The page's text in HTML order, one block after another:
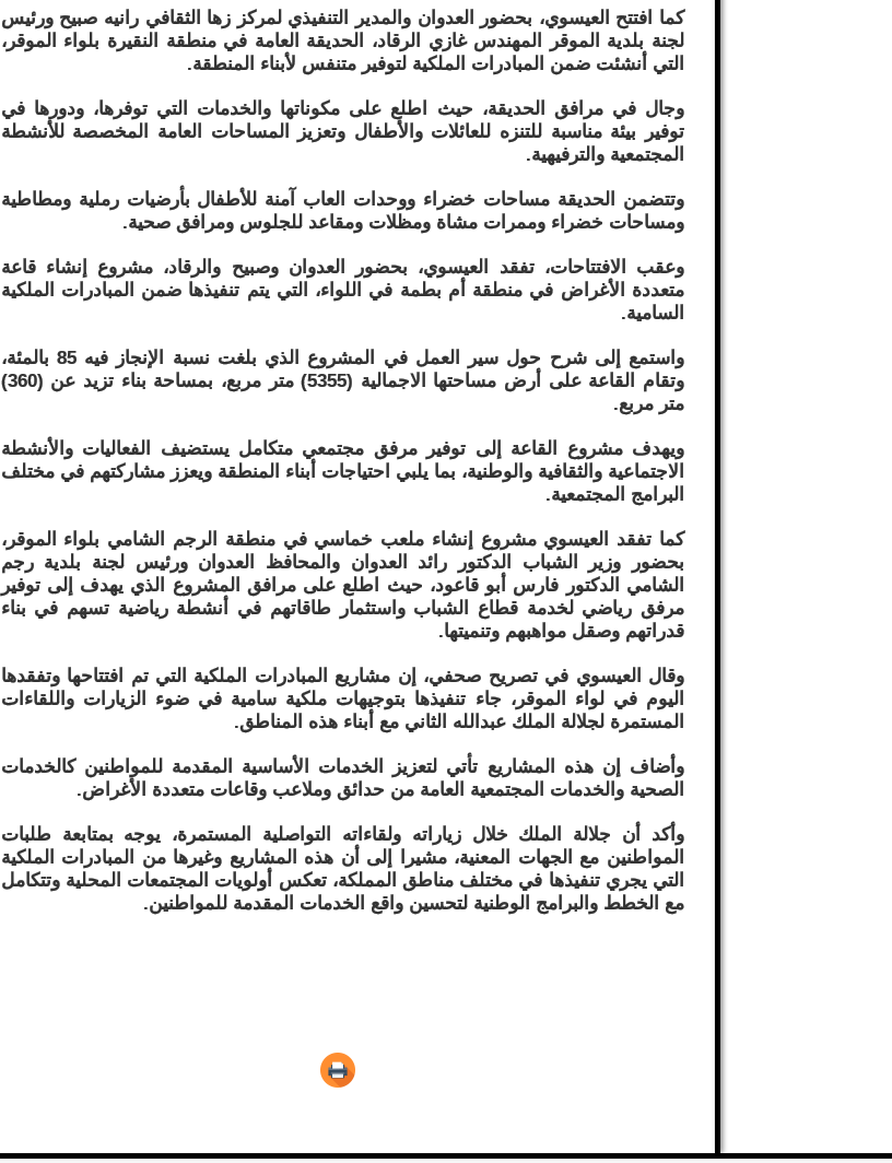
كما افتتح العيسوي، بحضور العدوان والمدير التنفيذي لمركز زها الثقافي رانيه صبيح ورئيس
لجنة بلدية الموقر المهندس غازي الرقاد، الحديقة العامة في منطقة النقيرة بلواء الموقر،
التي أنشئت ضمن المبادرات الملكية لتوفير متنفس لأبناء المنطقة.
وجال في مرافق الحديقة، حيث اطلع على مكوناتها والخدمات التي توفرها، ودورها في
توفير بيئة مناسبة للتنزه للعائلات والأطفال وتعزيز المساحات العامة المخصصة للأنشطة
المجتمعية والترفيهية.
وتتضمن الحديقة مساحات خضراء ووحدات العاب آمنة للأطفال بأرضيات رملية ومطاطية
ومساحات خضراء وممرات مشاة ومظلات ومقاعد للجلوس ومرافق صحية.
وعقب الافتتاحات، تفقد العيسوي، بحضور العدوان وصبيح والرقاد، مشروع إنشاء قاعة
متعددة الأغراض في منطقة أم بطمة في اللواء، التي يتم تنفيذها ضمن المبادرات الملكية
السامية.
واستمع إلى شرح حول سير العمل في المشروع الذي بلغت نسبة الإنجاز فيه 85 بالمئة،
وتقام القاعة على أرض مساحتها الاجمالية (5355) متر مربع، بمساحة بناء تزيد عن (360)
متر مربع.
ويهدف مشروع القاعة إلى توفير مرفق مجتمعي متكامل يستضيف الفعاليات والأنشطة
الاجتماعية والثقافية والوطنية، بما يلبي احتياجات أبناء المنطقة ويعزز مشاركتهم في مختلف
البرامج المجتمعية.
كما تفقد العيسوي مشروع إنشاء ملعب خماسي في منطقة الرجم الشامي بلواء الموقر،
بحضور وزير الشباب الدكتور رائد العدوان والمحافظ العدوان ورئيس لجنة بلدية رجم
الشامي الدكتور فارس أبو قاعود، حيث اطلع على مرافق المشروع الذي يهدف إلى توفير
مرفق رياضي لخدمة قطاع الشباب واستثمار طاقاتهم في أنشطة رياضية تسهم في بناء
قدراتهم وصقل مواهبهم وتنميتها.
وقال العيسوي في تصريح صحفي، إن مشاريع المبادرات الملكية التي تم افتتاحها وتفقدها
اليوم في لواء الموقر، جاء تنفيذها بتوجيهات ملكية سامية في ضوء الزيارات واللقاءات
المستمرة لجلالة الملك عبدالله الثاني مع أبناء هذه المناطق.
وأضاف إن هذه المشاريع تأتي لتعزيز الخدمات الأساسية المقدمة للمواطنين كالخدمات
الصحية والخدمات المجتمعية العامة من حدائق وملاعب وقاعات متعددة الأغراض.
وأكد أن جلالة الملك خلال زياراته ولقاءاته التواصلية المستمرة، يوجه بمتابعة طلبات
المواطنين مع الجهات المعنية، مشيرا إلى أن هذه المشاريع وغيرها من المبادرات الملكية
التي يجري تنفيذها في مختلف مناطق المملكة، تعكس أولويات المجتمعات المحلية وتتكامل
مع الخطط والبرامج الوطنية لتحسين واقع الخدمات المقدمة للمواطنين.